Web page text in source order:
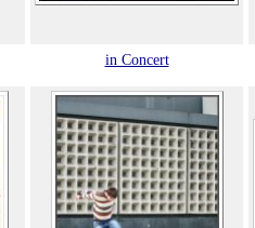
in Concert